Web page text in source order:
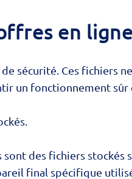
en ligne
sécurité. Ces fichiers
un fonctionnement
des fichiers stockés
final spécifique